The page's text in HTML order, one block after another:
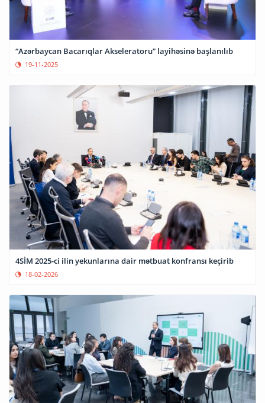
“Azərbaycan Bacarıqlar Akseleratoru” layihəsinə başlanılıb
19-11-2025
4SİM 2025-ci ilin yekunlarına dair mətbuat konfransı keçirib
18-02-2026